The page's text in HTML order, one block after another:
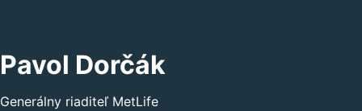
Pavol Dorčák
Generálny riaditeľ MetLife